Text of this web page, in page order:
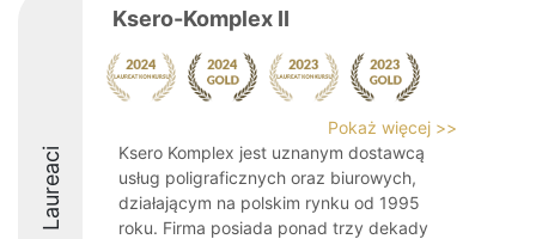
Laureaci
Ksero-Komplex II
Pokaż więcej >>
Ksero Komplex jest uznanym dostawcą
usług poligraficznych oraz biurowych,
działającym na polskim rynku od 1995
roku. Firma posiada ponad trzy dekady